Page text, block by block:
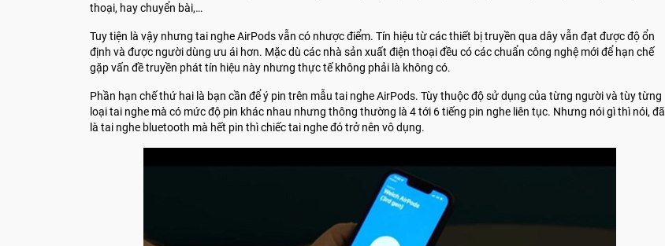
thoại, hay chuyển bài,…
Tuy tiện là vậy nhưng tai nghe AirPods vẫn có nhược điểm. Tín hiệu từ các thiết bị truyền qua dây vẫn đạt được độ ổn
định và được người dùng ưu ái hơn. Mặc dù các nhà sản xuất điện thoại đều có các chuẩn công nghệ mới để hạn chế
gặp vấn đề truyền phát tín hiệu này nhưng thực tế không phải là không có.
Phần hạn chế thứ hai là bạn cần để ý pin trên mẫu tai nghe AirPods. Tùy thuộc độ sử dụng của từng người và tùy từng
loại tai nghe mà có mức độ pin khác nhau nhưng thông thường là 4 tới 6 tiếng pin nghe liên tục. Nhưng nói gì thì nói, đã
là tai nghe bluetooth mà hết pin thì chiếc tai nghe đó trở nên vô dụng.